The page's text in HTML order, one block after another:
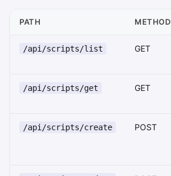
PATH METHOD
/api/scripts/list GET
/api/scripts/get GET
/api/scripts/create POST